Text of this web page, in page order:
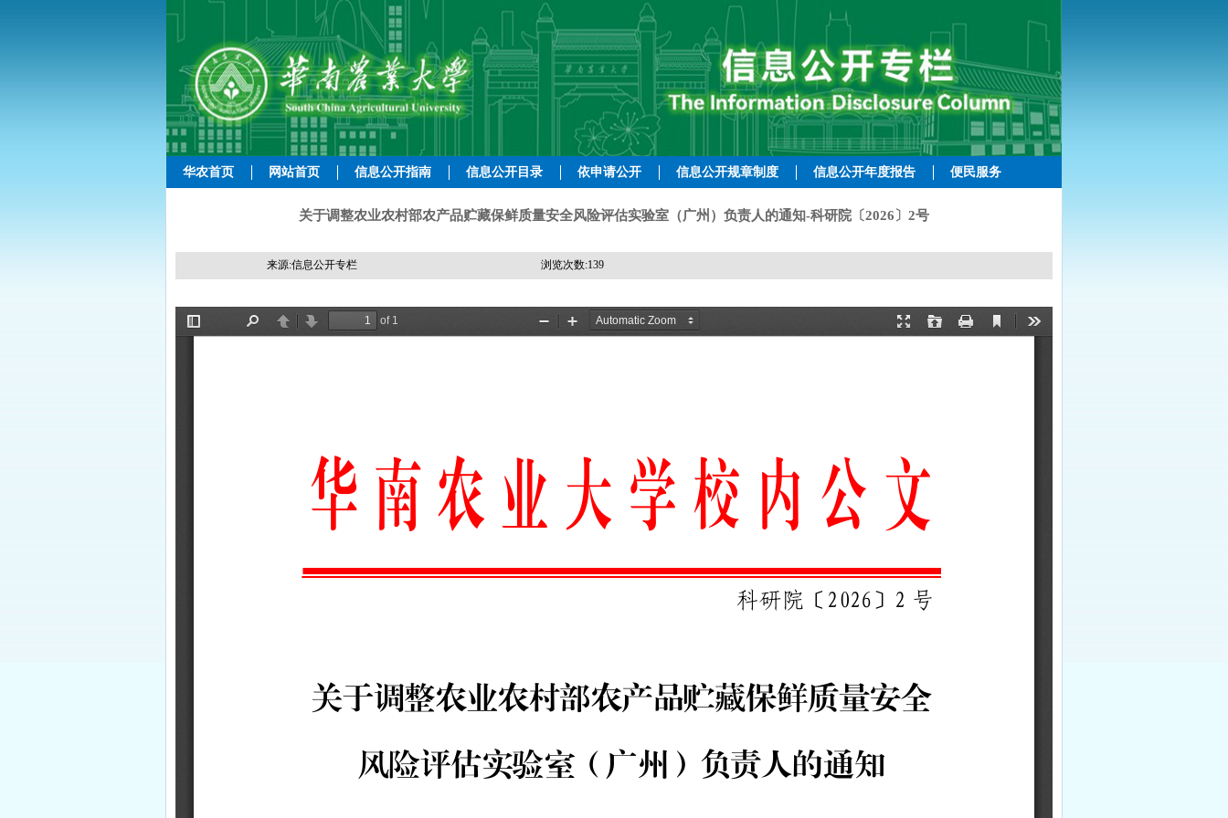
华农首页 网站首页 信息公开指南 信息公开目录 依申请公开 信息公开规章制度 信息公开年度报告 便民服务
关于调整农业农村部农产品贮藏保鲜质量安全风险评估实验室（广州）负责人的通知-科研院〔2026〕2号
来源:信息公开专栏 浏览次数:139